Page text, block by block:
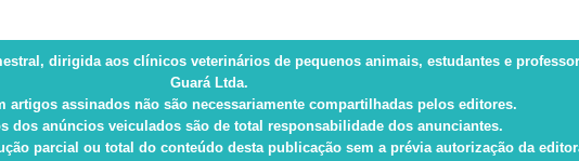
dirigida aos clínicos veterinários de pequenos animais, estudantes e
Guará Ltda.
artigos assinados não são necessariamente compartilhadas pelos editores.
dos anúncios veiculados são de total responsabilidade dos anunciantes.
parcial ou total do conteúdo desta publicação sem a prévia autorização da